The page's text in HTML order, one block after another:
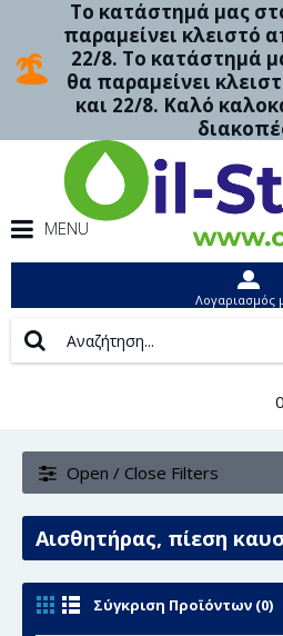
Το κατάστημά μας
παραμείνει κλειστό
22/8. Το κατάστημά
θα παραμείνει
και 22/8. Καλό
MENU
Λογαριασμός
Open / Close Filters
Αισθητήρας, πίεση
Σύγκριση Προϊόντων (0)